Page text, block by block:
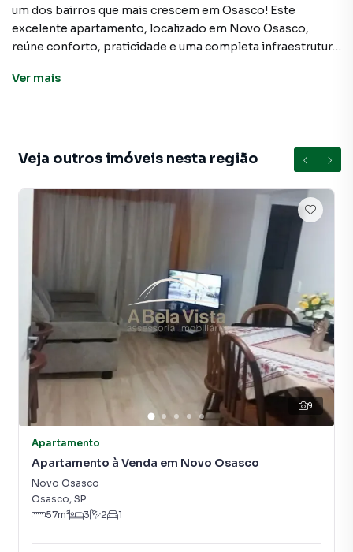
um dos bairros que mais crescem em Osasco! Este
excelente apartamento, localizado em Novo Osasco,
reúne conforto, praticidade e uma completa infraestrutura
ambiente agradável e bem iluminado, além de uma cozinha
planejada, desenvolvida para oferecer praticidade e
excelente aproveitamento dos espaços.
O banheiro conta com box de vidro e acabamentos
modernos, enquanto a vaga de garagem garante mais
comodidade para o dia a dia.
O condomínio oferece uma infraestrutura completa de
lazer e segurança, com portaria 24 horas, piscina,
academia, quadra poliesportiva, churrasqueira e salão de
festas, proporcionando qualidade de vida e momentos de
lazer sem sair de casa.
Sua excelente localização permite fácil acesso a
supermercados, escolas, farmácias, comércios,
transporte público e às principais vias da região, tornando
a rotina muito mais prática.
Destaques do imóvel:
Ver mais
Veja outros imóveis nesta região
9
Apartamento
Apartamento à Venda em Novo Osasco
Novo Osasco
Osasco, SP
57m² 3 2 1